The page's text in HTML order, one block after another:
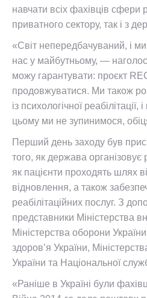
навчати всіх фахівців сфери
приватного сектору, так і з
«Світ непередбачуваний, і
нас у майбутньому, —
можу гарантувати: проєкт
продовжуватися. Ми також
із психологічної
цьому ми не зупинимося,
Перший день заходу був
того, як держава організовує
як пацієнти проходять шлях
відновлення, а також
реабілітаційних послуг. З
представники Міністерства
Міністерства оборони
здоров’я України,
України та Національної
«Раніше в Україні були